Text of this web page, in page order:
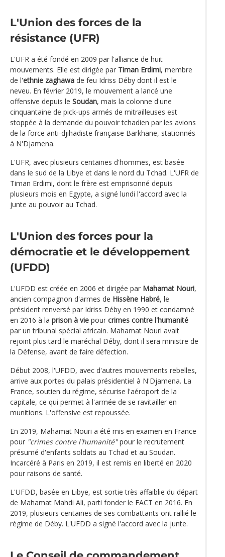
L'Union des forces de la
résistance (UFR)
L'UFR a été fondé en 2009 par l'alliance de huit
mouvements. Elle est dirigée par Timan Erdimi, membre
de l'ethnie zaghawa de feu Idriss Déby dont il est le
neveu. En février 2019, le mouvement a lancé une
offensive depuis le Soudan, mais la colonne d'une
cinquantaine de pick-ups armés de mitrailleuses est
stoppée à la demande du pouvoir tchadien par les avions
de la force anti-djihadiste française Barkhane, stationnés
à N'Djamena.
L'UFR, avec plusieurs centaines d'hommes, est basée
dans le sud de la Libye et dans le nord du Tchad. L'UFR de
Timan Erdimi, dont le frère est emprisonné depuis
plusieurs mois en Egypte, a signé lundi l'accord avec la
junte au pouvoir au Tchad.
L'Union des forces pour la
démocratie et le développement
(UFDD)
L'UFDD est créée en 2006 et dirigée par Mahamat Nouri,
ancien compagnon d'armes de Hissène Habré, le
président renversé par Idriss Déby en 1990 et condamné
en 2016 à la prison à vie pour crimes contre l'humanité
par un tribunal spécial africain. Mahamat Nouri avait
rejoint plus tard le maréchal Déby, dont il sera ministre de
la Défense, avant de faire défection.
Début 2008, l'UFDD, avec d'autres mouvements rebelles,
arrive aux portes du palais présidentiel à N'Djamena. La
France, soutien du régime, sécurise l'aéroport de la
capitale, ce qui permet à l'armée de se ravitailler en
munitions. L'offensive est repoussée.
En 2019, Mahamat Nouri a été mis en examen en France
pour "crimes contre l'humanité"pour le recrutement
présumé d'enfants soldats au Tchad et au Soudan.
Incarcéré à Paris en 2019, il est remis en liberté en 2020
pour raisons de santé.
L'UFDD, basée en Libye, est sortie très affaiblie du départ
de Mahamat Mahdi Ali, parti fonder le FACT en 2016. En
2019, plusieurs centaines de ses combattants ont rallié le
régime de Déby. L'UFDD a signé l'accord avec la junte.